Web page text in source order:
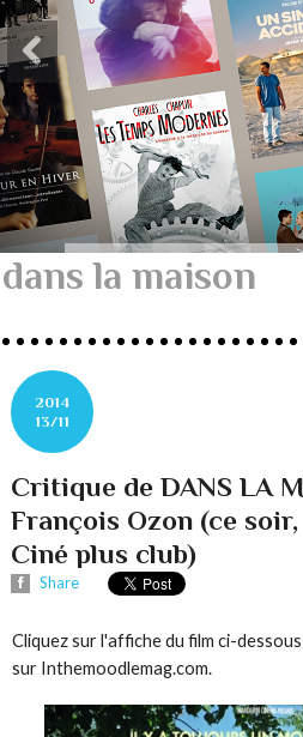
dans la maison
2014
13/11
Critique de DANS LA
François Ozon (ce
Ciné plus club)
Share
Cliquez sur l'affiche du film ci-
sur Inthemoodlemag.com.